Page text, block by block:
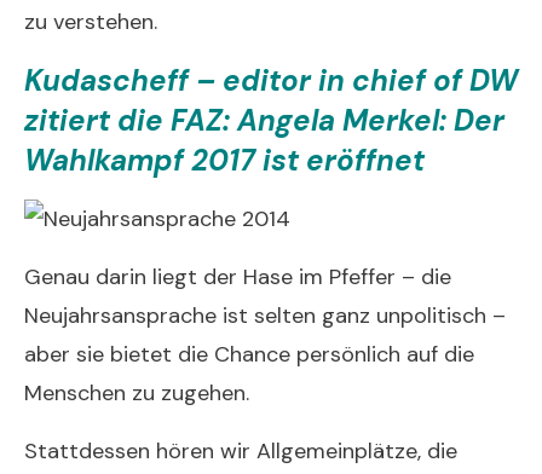
zu verstehen.
Kudascheff – editor in chief of DW
zitiert die FAZ: Angela Merkel: Der
Wahlkampf 2017 ist eröffnet
Genau darin liegt der Hase im Pfeffer – die
Neujahrsansprache ist selten ganz unpolitisch –
aber sie bietet die Chance persönlich auf die
Menschen zu zugehen.
Stattdessen hören wir Allgemeinplätze, die